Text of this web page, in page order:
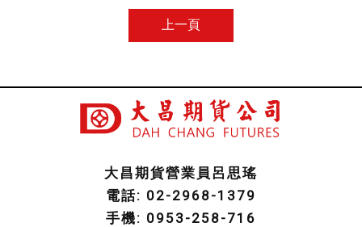
上一頁
大昌期貨營業員呂思瑤
電話: 02-2968-1379
手機: 0953-258-716